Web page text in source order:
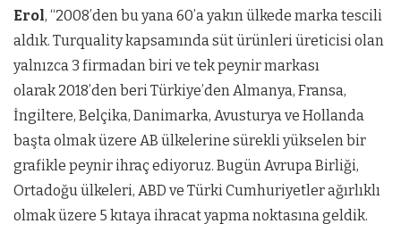
Erol, “2008’den bu yana 60’a yakın ülkede marka tescili
aldık. Turquality kapsamında süt ürünleri üreticisi olan
yalnızca 3 firmadan biri ve tek peynir markası
olarak 2018’den beri Türkiye’den Almanya, Fransa,
İngiltere, Belçika, Danimarka, Avusturya ve Hollanda
başta olmak üzere AB ülkelerine sürekli yükselen bir
grafikle peynir ihraç ediyoruz. Bugün Avrupa Birliği,
Ortadoğu ülkeleri, ABD ve Türki Cumhuriyetler ağırlıklı
olmak üzere 5 kıtaya ihracat yapma noktasına geldik.